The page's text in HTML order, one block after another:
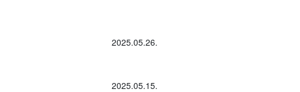
2025.05.26.
2025.05.15.